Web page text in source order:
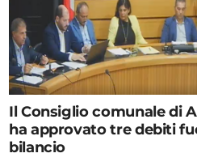
Il Consiglio comunale di
ha approvato tre debiti
bilancio